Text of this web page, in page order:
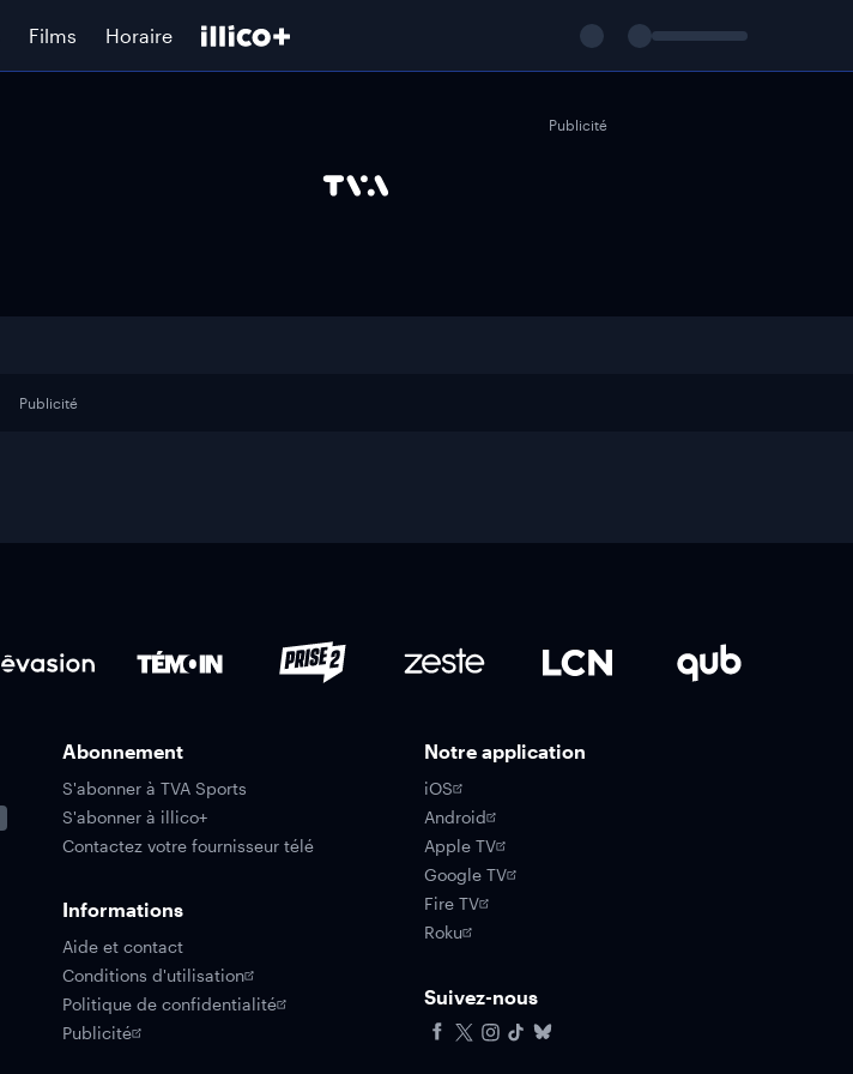
Films Horaire
Publicité
Publicité
Abonnement
S'abonner à TVA Sports
S'abonner à illico+
Contactez votre fournisseur télé
Informations
Aide et contact
Conditions d'utilisation
Politique de confidentialité
Publicité
Notre application
iOS
Android
Apple TV
Google TV
Fire TV
Roku
Suivez-nous